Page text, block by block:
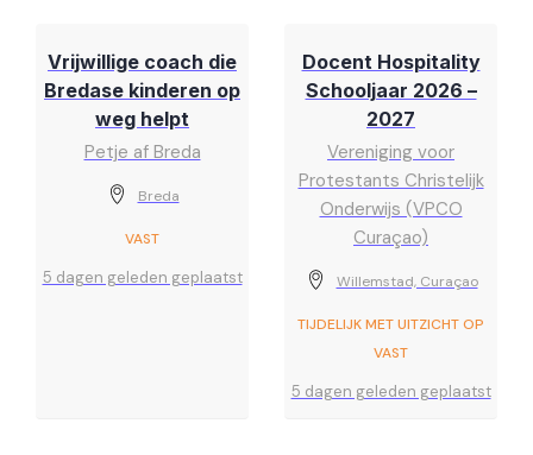
Vrijwillige coach die
Bredase kinderen op
weg helpt
Petje af Breda
Breda
VAST
5 dagen geleden geplaatst
Docent Hospitality
Schooljaar 2026 –
2027
Vereniging voor
Protestants Christelijk
Onderwijs (VPCO
Curaçao)
Willemstad, Curaçao
TIJDELIJK MET UITZICHT OP
VAST
5 dagen geleden geplaatst